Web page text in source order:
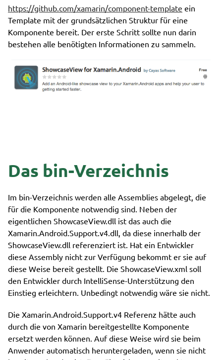
https://github.com/xamarin/component-template ein
Template mit der grundsätzlichen Struktur für eine
Komponente bereit. Der erste Schritt sollte nun darin
bestehen alle benötigten Informationen zu sammeln.
Das bin-Verzeichnis
Im bin-Verzeichnis werden alle Assemblies abgelegt, die
für die Komponente notwendig sind. Neben der
eigentlichen ShowcaseView.dll ist das auch die
Xamarin.Android.Support.v4.dll, da diese innerhalb der
ShowcaseView.dll referenziert ist. Hat ein Entwickler
diese Assembly nicht zur Verfügung bekommt er sie auf
diese Weise bereit gestellt. Die ShowcaseView.xml soll
den Entwickler durch IntelliSense-Unterstützung den
Einstieg erleichtern. Unbedingt notwendig wäre sie nicht.
Die Xamarin.Android.Support.v4 Referenz hätte auch
durch die von Xamarin bereitgestellte Komponente
ersetzt werden können. Auf diese Weise wird sie beim
Anwender automatisch heruntergeladen, wenn sie nicht